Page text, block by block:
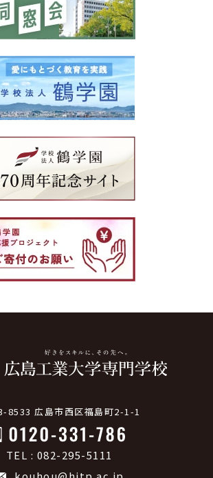
8533 広島市西区福島町2-1-1
TEL : 082-295-5111